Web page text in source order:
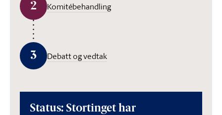
2 Komitébehandling
3 Debatt og vedtak
Status: Stortinget har